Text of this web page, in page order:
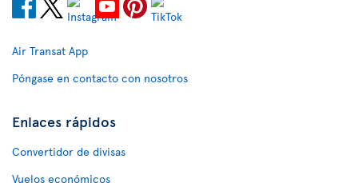
Air Transat App
Póngase en contacto con nosotros
Enlaces rápidos
Convertidor de divisas
Vuelos económicos